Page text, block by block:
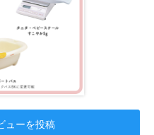
ューを投稿